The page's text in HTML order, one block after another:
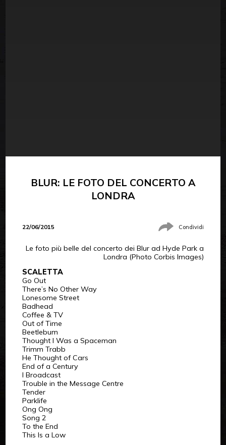
BLUR: LE FOTO DEL CONCERTO A
LONDRA
22/06/2015 Condividi
Le foto più belle del concerto dei Blur ad Hyde Park a
Londra (Photo Corbis Images)
SCALETTA
Go Out
There’s No Other Way
Lonesome Street
Badhead
Coffee & TV
Out of Time
Beetlebum
Thought I Was a Spaceman
Trimm Trabb
He Thought of Cars
End of a Century
I Broadcast
Trouble in the Message Centre
Tender
Parklife
Ong Ong
Song 2
To the End
This Is a Low